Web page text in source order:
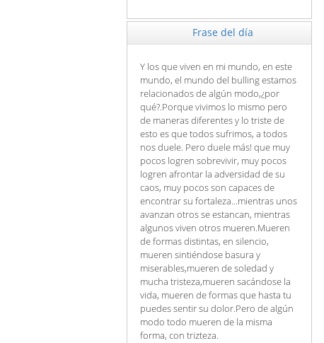
Frase del día
Y los que viven en mi mundo, en este
mundo, el mundo del bulling estamos
relacionados de algún modo,¿por
qué?.Porque vivimos lo mismo pero
de maneras diferentes y lo triste de
esto es que todos sufrimos, a todos
nos duele. Pero duele más! que muy
pocos logren sobrevivir, muy pocos
logren afrontar la adversidad de su
caos, muy pocos son capaces de
encontrar su fortaleza...mientras unos
avanzan otros se estancan, mientras
algunos viven otros mueren.Mueren
de formas distintas, en silencio,
mueren sintiéndose basura y
miserables,mueren de soledad y
mucha tristeza,mueren sacándose la
vida, mueren de formas que hasta tu
puedes sentir su dolor.Pero de algún
modo todo mueren de la misma
forma, con trizteza.